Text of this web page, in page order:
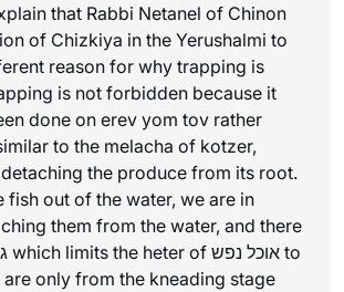
that Rabbi Netanel of Chinon
of Chizkiya in the Yerushalmi to
reason for why trapping is
is not forbidden because it
done on erev yom tov rather
to the melacha of kotzer,
the produce from its root.
fish out of the water, we are in
them from the water, and there
only from the kneading stage